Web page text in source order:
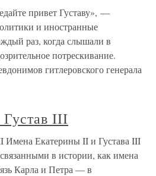
привет Густаву», —
и иностранные
раз, когда слышали в
потрескивание.
гитлеровского генерала
III
Имена Екатерины II и Густава III
в истории, как имена
Карла и Петра — в